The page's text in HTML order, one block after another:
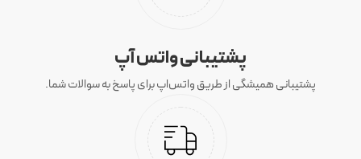
پشتیبانی واتس آپ
پشتیبانی همیشگی از طریق واتس‌اپ برای پاسخ به سوالات شما.